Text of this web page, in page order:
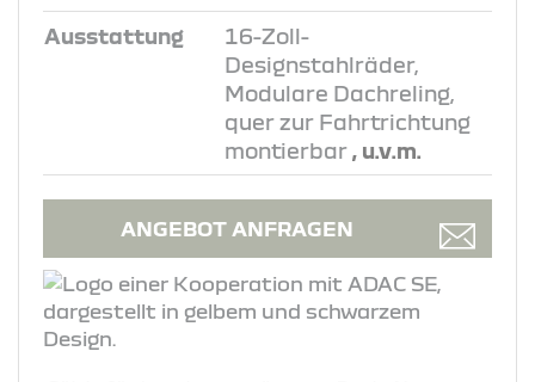
Ausstattung
16-Zoll-
Designstahlräder,
Modulare Dachreling,
quer zur Fahrtrichtung
montierbar , u.v.m.
ANGEBOT ANFRAGEN